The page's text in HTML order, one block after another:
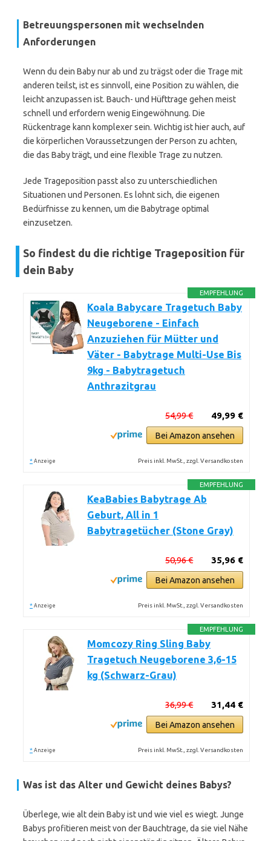
Betreuungspersonen mit wechselnden
Anforderungen
Wenn du dein Baby nur ab und zu trägst oder die Trage mit
anderen teilst, ist es sinnvoll, eine Position zu wählen, die
leicht anzupassen ist. Bauch- und Hüfttrage gehen meist
schnell und erfordern wenig Eingewöhnung. Die
Rückentrage kann komplexer sein. Wichtig ist hier auch, auf
die körperlichen Voraussetzungen der Person zu achten,
die das Baby trägt, und eine flexible Trage zu nutzen.
Jede Trageposition passt also zu unterschiedlichen
Situationen und Personen. Es lohnt sich, die eigenen
Bedürfnisse zu kennen, um die Babytrage optimal
einzusetzen.
So findest du die richtige Trageposition für
dein Baby
EMPFEHLUNG
Koala Babycare Tragetuch Baby
Neugeborene - Einfach
Anzuziehen für Mütter und
Väter - Babytrage Multi-Use Bis
9kg - Babytragetuch
Anthrazitgrau
49,99 €
54,99 €
Bei Amazon ansehen
* Anzeige Preis inkl. MwSt., zzgl. Versandkosten
EMPFEHLUNG
KeaBabies Babytrage Ab
Geburt, All in 1
Babytragetücher (Stone Gray)
35,96 €
50,96 €
Bei Amazon ansehen
* Anzeige Preis inkl. MwSt., zzgl. Versandkosten
EMPFEHLUNG
Momcozy Ring Sling Baby
Tragetuch Neugeborene 3,6-15
kg (Schwarz-Grau)
31,44 €
36,99 €
Bei Amazon ansehen
* Anzeige Preis inkl. MwSt., zzgl. Versandkosten
Was ist das Alter und Gewicht deines Babys?
Überlege, wie alt dein Baby ist und wie viel es wiegt. Junge
Babys profitieren meist von der Bauchtrage, da sie viel Nähe